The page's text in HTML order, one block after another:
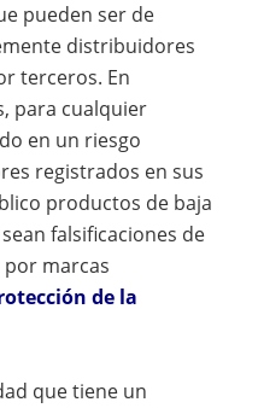
pueden ser de
distribuidores
terceros. En
para cualquier
en un riesgo
registrados en sus
productos de baja
falsificaciones de
marcas
de la
que tiene un